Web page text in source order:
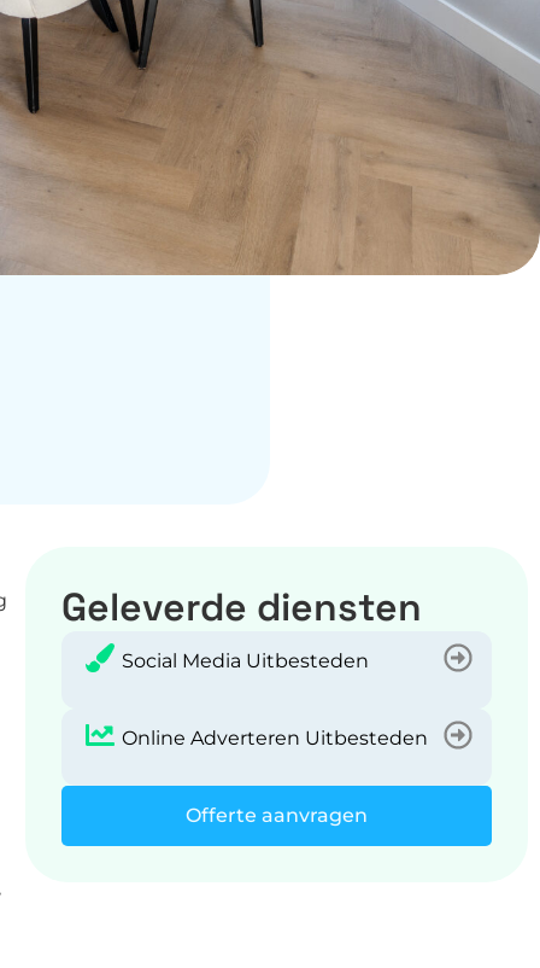
Geleverde diensten
Social Media Uitbesteden
Online Adverteren Uitbesteden
Offerte aanvragen